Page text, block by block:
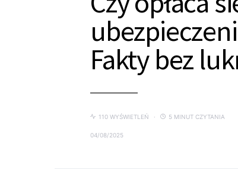
Fakty bez
110 WYŚWIETLEŃ 5 MINUT CZYTANIA
04/08/2025